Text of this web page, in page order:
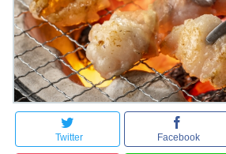
Twitter Facebook